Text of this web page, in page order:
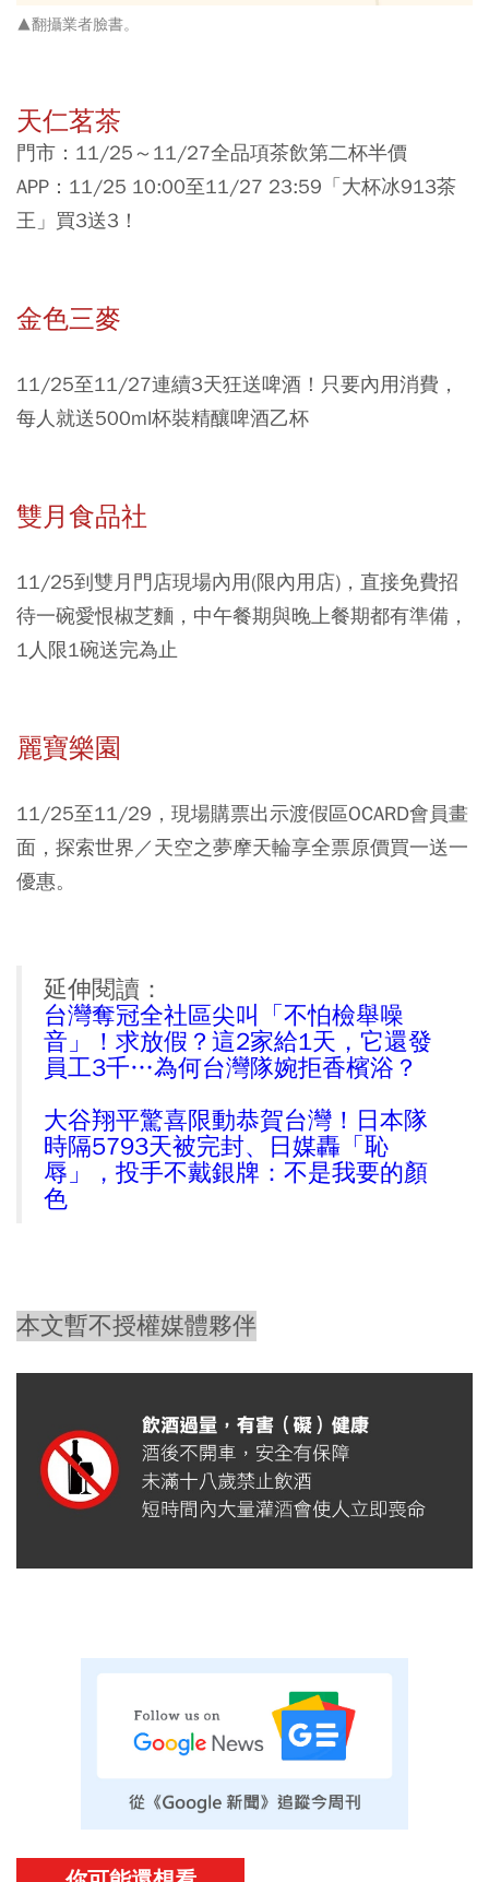
▲翻攝業者臉書。
天仁茗茶
門市：11/25～11/27全品項茶飲第二杯半價
APP：11/25 10:00至11/27 23:59「大杯冰913茶
王」買3送3！
金色三麥
11/25至11/27連續3天狂送啤酒！只要內用消費，
每人就送500ml杯裝精釀啤酒乙杯
雙月食品社
11/25到雙月門店現場內用(限內用店)，直接免費招
待一碗愛恨椒芝麵，中午餐期與晚上餐期都有準備，
1人限1碗送完為止
麗寶樂園
11/25至11/29，現場購票出示渡假區OCARD會員畫
面，探索世界／天空之夢摩天輪享全票原價買一送一
優惠。
延伸閱讀：
台灣奪冠全社區尖叫「不怕檢舉噪
音」！求放假？這2家給1天，它還發
員工3千…為何台灣隊婉拒香檳浴？
大谷翔平驚喜限動恭賀台灣！日本隊
時隔5793天被完封、日媒轟「恥
辱」，投手不戴銀牌：不是我要的顏
色
本文暫不授權媒體夥伴